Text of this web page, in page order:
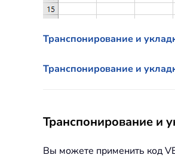
Транспонирование и
Транспонирование и
Транспонирование и
Вы можете применить код